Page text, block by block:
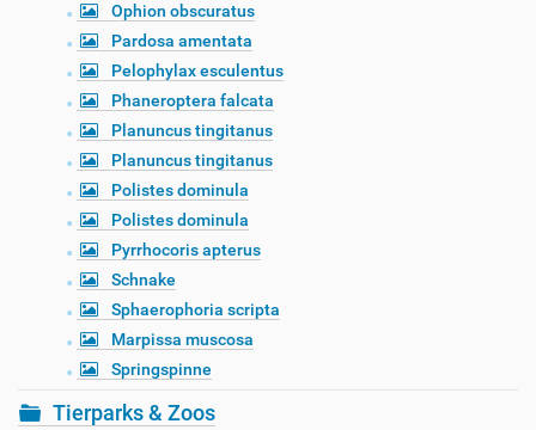
Ophion obscuratus
Pardosa amentata
Pelophylax esculentus
Phaneroptera falcata
Planuncus tingitanus
Planuncus tingitanus
Polistes dominula
Polistes dominula
Pyrrhocoris apterus
Schnake
Sphaerophoria scripta
Marpissa muscosa
Springspinne
Tierparks & Zoos